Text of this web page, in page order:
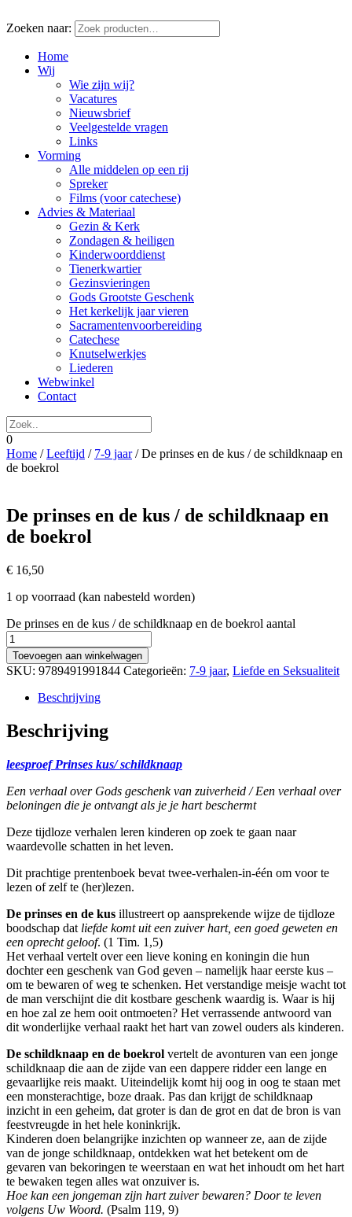
Zoeken naar:
Home
Wij
Wie zijn wij?
Vacatures
Nieuwsbrief
Veelgestelde vragen
Links
Vorming
Alle middelen op een rij
Spreker
Films (voor catechese)
Advies & Materiaal
Gezin & Kerk
Zondagen & heiligen
Kinderwoorddienst
Tienerkwartier
Gezinsvieringen
Gods Grootste Geschenk
Het kerkelijk jaar vieren
Sacramentenvoorbereiding
Catechese
Knutselwerkjes
Liederen
Webwinkel
Contact
0
Home /Leeftijd / 7-9 jaar/ De prinses en de kus / de schildknaap en
de boekrol
De prinses en de kus / de schildknaap en
de boekrol
€ 16,50
1 op voorraad (kan nabesteld worden)
De prinses en de kus / de schildknaap en de boekrol aantal
Toevoegen aan winkelwagen
SKU: 9789491991844 Categorieën: 7-9 jaar, Liefde en Seksualiteit
Beschrijving
Beschrijving
leesproef Prinses kus/ schildknaap
Een verhaal over Gods geschenk van zuiverheid / Een verhaal over
beloningen die je ontvangt als je je hart beschermt
Deze tijdloze verhalen leren kinderen op zoek te gaan naar
waardevolle schatten in het leven.
Dit prachtige prentenboek bevat twee-verhalen-in-één om voor te
lezen of zelf te (her)lezen.
De prinses en de kus illustreert op aansprekende wijze de tijdloze
boodschap dat liefde komt uit een zuiver hart, een goed geweten en
een oprecht geloof. (1 Tim. 1,5)
Het verhaal vertelt over een lieve koning en koningin die hun
dochter een geschenk van God geven – namelijk haar eerste kus –
om te bewaren of weg te schenken. Het verstandige meisje wacht tot
de man verschijnt die dit kostbare geschenk waardig is. Waar is hij
en hoe zal ze hem ooit ontmoeten? Het verrassende antwoord van
dit wonderlijke verhaal raakt het hart van zowel ouders als kinderen.
De schildknaap en de boekrol vertelt de avonturen van een jonge
schildknaap die aan de zijde van een dappere ridder een lange en
gevaarlijke reis maakt. Uiteindelijk komt hij oog in oog te staan met
een monsterachtige, boze draak. Pas dan krijgt de schildknaap
inzicht in een geheim, dat groter is dan de grot en dat de bron is van
feestvreugde in het hele koninkrijk.
Kinderen doen belangrijke inzichten op wanneer ze, aan de zijde
van de jonge schildknaap, ontdekken wat het betekent om de
gevaren van bekoringen te weerstaan en wat het inhoudt om het hart
te bewaken tegen alles wat onzuiver is.
Hoe kan een jongeman zijn hart zuiver bewaren? Door te leven
volgens Uw Woord. (Psalm 119, 9)